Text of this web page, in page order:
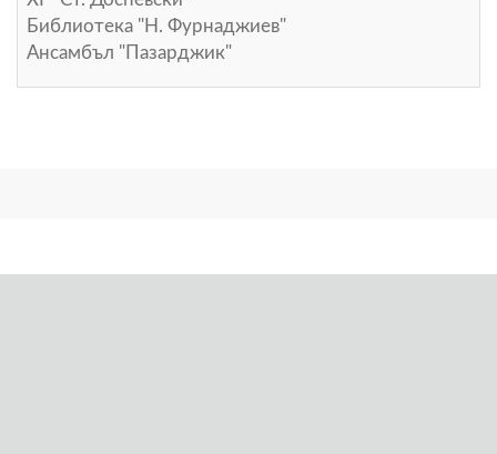
Библиотека "Н. Фурнаджиев"
Ансамбъл "Пазарджик"